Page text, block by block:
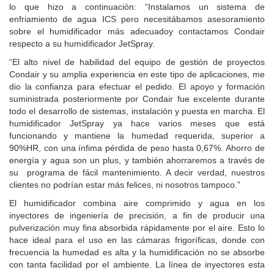
lo que hizo a continuación: “Instalamos un sistema de
enfriamiento de agua ICS pero necesitábamos asesoramiento
sobre el humidificador más adecuadoy contactamos Condair
respecto a su humidificador JetSpray.
“El alto nivel de habilidad del equipo de gestión de proyectos
Condair y su amplia experiencia en este tipo de aplicaciones, me
dio la confianza para efectuar el pedido. El apoyo y formación
suministrada posteriormente por Condair fue excelente durante
todo el desarrollo de sistemas, instalación y puesta en marcha. El
humidificador JetSpray ya hace varios meses que está
funcionando y mantiene la humedad requerida, superior a
90%HR, con una ínfima pérdida de peso hasta 0,67%. Ahorro de
energía y agua son un plus, y también ahorraremos a través de
su programa de fácil mantenimiento. A decir verdad, nuestros
clientes no podrían estar más felices, ni nosotros tampoco.”
El humidificador combina aire comprimido y agua en los
inyectores de ingeniería de precisión, a fin de producir una
pulverización muy fina absorbida rápidamente por el aire. Esto lo
hace ideal para el uso en las cámaras frigoríficas, donde con
frecuencia la humedad es alta y la humidificación no se absorbe
con tanta facilidad por el ambiente. La línea de inyectores esta